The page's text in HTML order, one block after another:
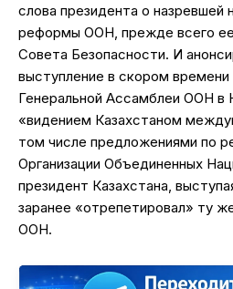
слова президента о назревшей
реформы ООН, прежде всего ее
Совета Безопасности. И
выступление в скором
Генеральной Ассамблеи ООН
«видением Казахстаном
том числе предложениями по
Организации Объединенных
президент Казахстана,
заранее «отрепетировал» ту
ООН.